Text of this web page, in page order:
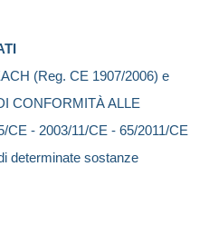
(Reg. CE 1907/2006) e
CONFORMITÀ ALLE
- 2003/11/CE - 65/2011/CE
determinate sostanze